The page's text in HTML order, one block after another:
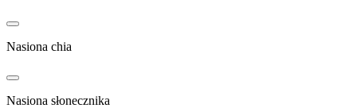
Nasiona chia
Nasiona słonecznika